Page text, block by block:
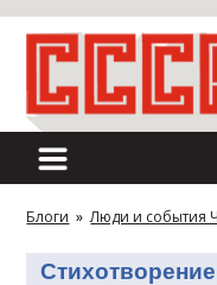
Блоги » Люди и события